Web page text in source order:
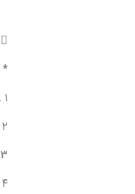

*
۱ ـ كتاب
۲ ـ كتاب ترجمه
۳ ـ كتاب
۴ ـ ترجمه كتاب